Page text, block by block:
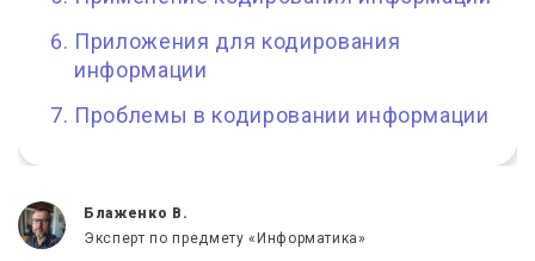
Приложения для кодирования
информации
Проблемы в кодировании информации
Блаженко В.
Эксперт по предмету «Информатика»